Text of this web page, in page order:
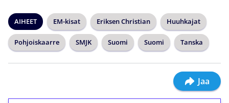
AIHEET EM-kisat Eriksen Christian Huuhkajat
Pohjoiskaarre SMJK Suomi Suomi Tanska
Jaa